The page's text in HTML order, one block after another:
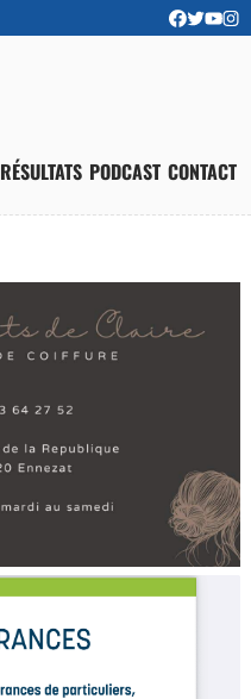
RÉSULTATS PODCAST CONTACT